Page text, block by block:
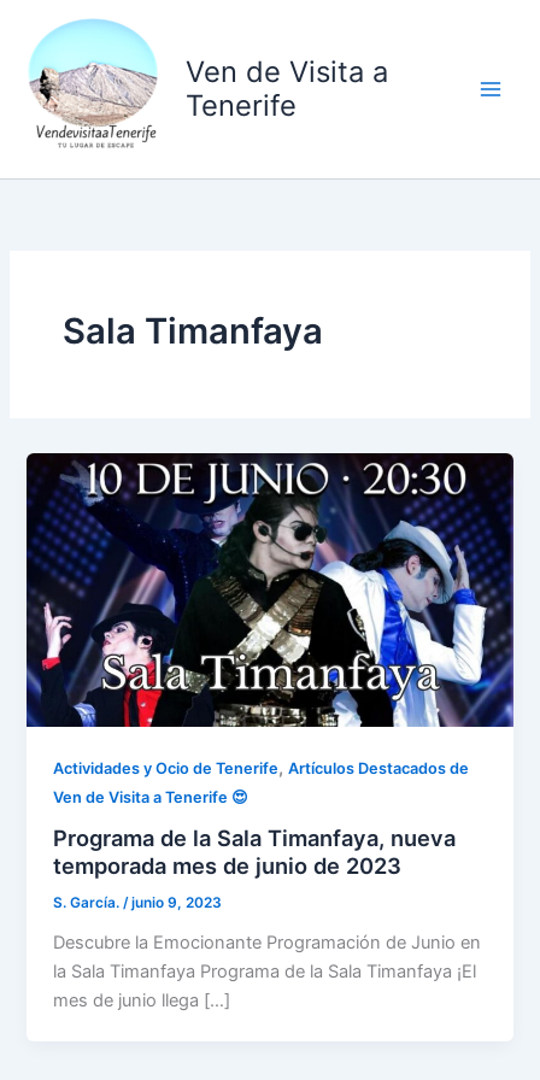
contenido
Ven de Visita a
Tenerife
Sala Timanfaya
Actividades y Ocio de Tenerife,Artículos Destacados de
Ven de Visita a Tenerife 😍
Programa de la Sala Timanfaya, nueva
temporada mes de junio de 2023
S. García./junio 9, 2023
Descubre la Emocionante Programación de Junio ​​en
la Sala Timanfaya Programa de la Sala Timanfaya ¡El
mes de junio llega […]